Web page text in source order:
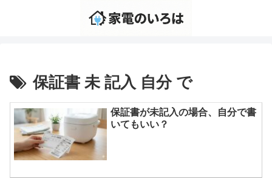
保証書 未 記入 自分 で
保証書が未記入の場合、自分で書
いてもいい？